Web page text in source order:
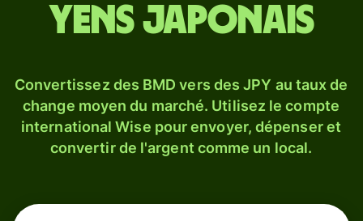
yens japonais
Convertissez des BMD vers des JPY au taux de
change moyen du marché. Utilisez le compte
international Wise pour envoyer, dépenser et
convertir de l'argent comme un local.